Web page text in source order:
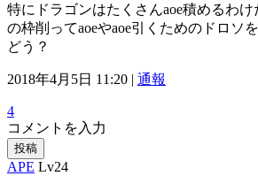
特にドラゴンはたくさんaoe積めるわ
の枠削ってaoeやaoe引くためのドロソ
どう？
2018年4月5日 11:20 | 通報
4
コメントを入力
投稿
APE Lv24